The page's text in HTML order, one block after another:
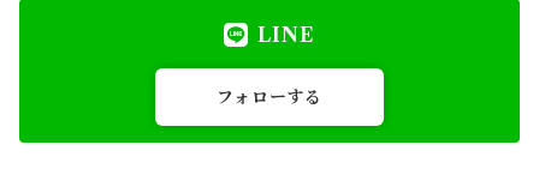
LINE
フォローする